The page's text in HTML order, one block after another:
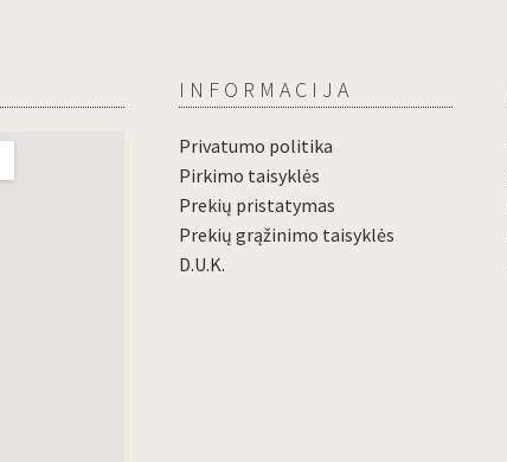
INFORMACIJA
Privatumo politika
Pirkimo taisyklės
Prekių pristatymas
Prekių grąžinimo taisyklės
D.U.K.